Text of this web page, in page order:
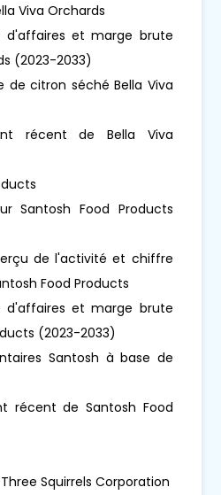
Viva Orchards
d'affaires et marge brute
(2023-2033)
de citron séché Bella Viva
récent de Bella Viva
Santosh Food Products
de l'activité et chiffre
Food Products
d'affaires et marge brute
(2023-2033)
Santosh à base de
récent de Santosh Food
Three Squirrels Corporation